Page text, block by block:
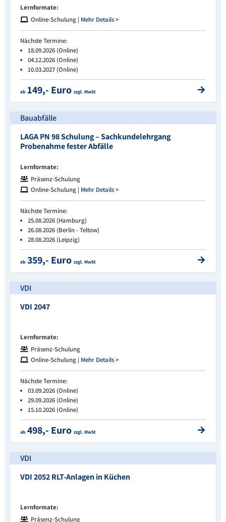
Lernformate:
Online-Schulung | Mehr Details >
Nächste Termine:
18.09.2026 (Online)
04.12.2026 (Online)
10.03.2027 (Online)
ab 149,- Euro zzgl. MwSt
Bauabfälle
LAGA PN 98 Schulung – Sachkundelehrgang
Probenahme fester Abfälle
Lernformate:
Präsenz-Schulung
Online-Schulung | Mehr Details >
Nächste Termine:
25.08.2026 (Hamburg)
26.08.2026 (Berlin - Teltow)
28.08.2026 (Leipzig)
ab 359,- Euro zzgl. MwSt
VDI
VDI 2047
Lernformate:
Präsenz-Schulung
Online-Schulung | Mehr Details >
Nächste Termine:
03.09.2026 (Online)
29.09.2026 (Online)
15.10.2026 (Online)
ab 498,- Euro zzgl. MwSt
VDI
VDI 2052 RLT-Anlagen in Küchen
Lernformate:
Präsenz-Schulung